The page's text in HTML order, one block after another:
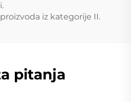
iz kategorije II.
pitanja